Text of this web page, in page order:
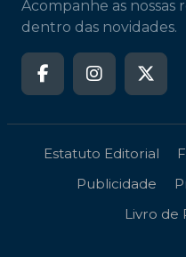
Acompanhe as nossas
dentro das novidades.
Estatuto Editorial
Publicidade
Livro de